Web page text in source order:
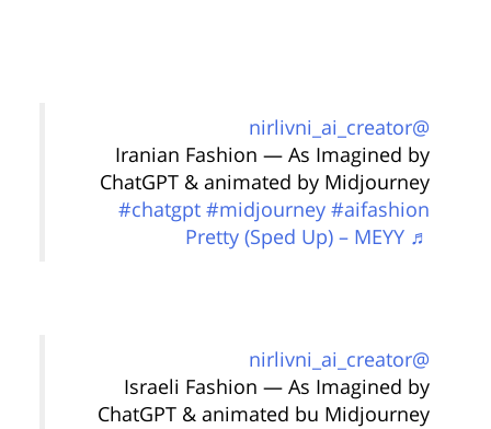
@nirlivni_ai_creator
Iranian Fashion — As Imagined by
ChatGPT & animated by Midjourney
#chatgpt #midjourney #aifashion
♬ Pretty (Sped Up) – MEYY
@nirlivni_ai_creator
Israeli Fashion — As Imagined by
ChatGPT & animated bu Midjourney